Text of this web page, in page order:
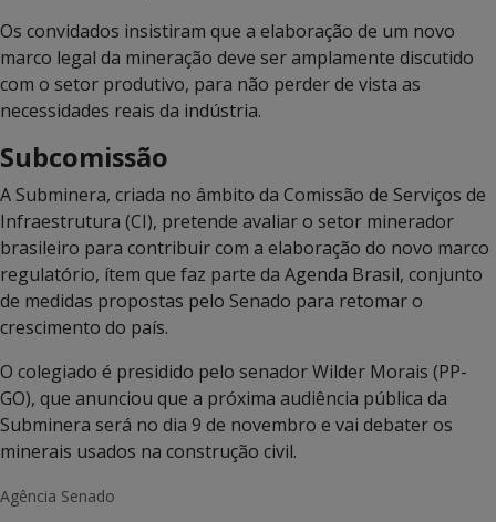
Os convidados insistiram que a elaboração de um novo
marco legal da mineração deve ser amplamente discutido
com o setor produtivo, para não perder de vista as
necessidades reais da indústria.
Subcomissão
A Subminera, criada no âmbito da Comissão de Serviços de
Infraestrutura (CI), pretende avaliar o setor minerador
brasileiro para contribuir com a elaboração do novo marco
regulatório, ítem que faz parte da Agenda Brasil, conjunto
de medidas propostas pelo Senado para retomar o
crescimento do país.
O colegiado é presidido pelo senador Wilder Morais (PP-
GO), que anunciou que a próxima audiência pública da
Subminera será no dia 9 de novembro e vai debater os
minerais usados na construção civil.
Agência Senado